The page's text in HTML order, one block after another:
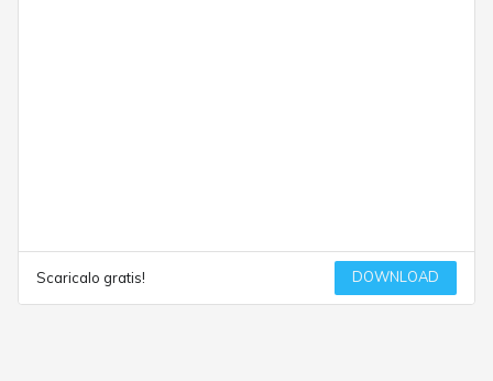
Scaricalo gratis! DOWNLOAD